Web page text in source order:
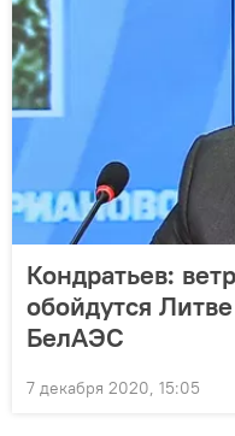
Кондратьев:
обойдутся
БелАЭС
7 декабря 2020, 15:05